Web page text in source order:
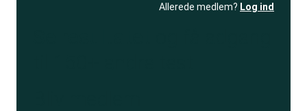
Allerede medlem? Log ind